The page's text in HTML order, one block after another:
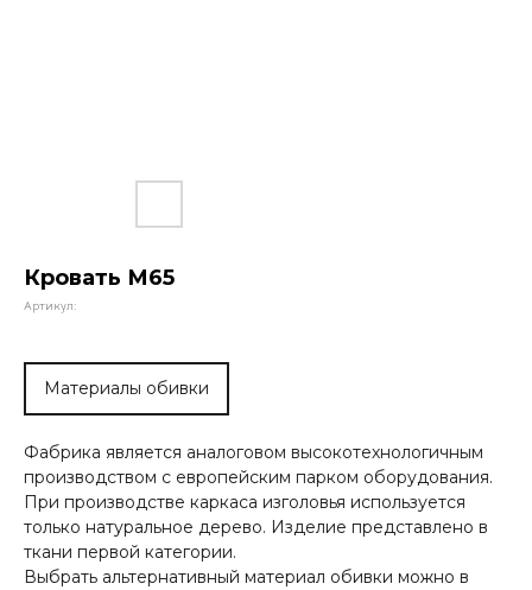
Кровать М65
Артикул:
Материалы обивки
Фабрика является аналоговом высокотехнологичным
производством с европейским парком оборудования.
При производстве каркаса изголовья используется
только натуральное дерево. Изделие представлено в
ткани первой категории.
Выбрать альтернативный материал обивки можно в